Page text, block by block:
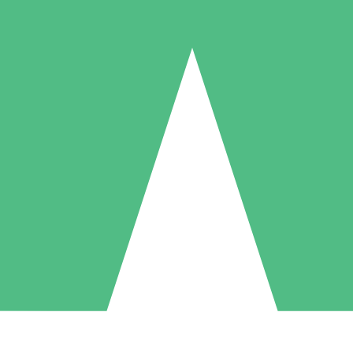
Packs de Crédits Individuels
à l'utilisation avec des crédits de téléchargement. Sans engagement
5 Téléchargements
US$